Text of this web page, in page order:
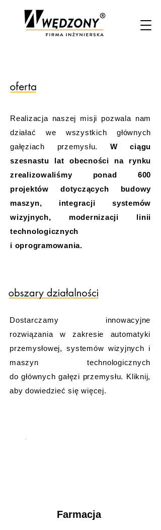
Realizacja naszej misji pozwala nam
działać we wszystkich głównych
gałęziach przemysłu. W ciągu
szesnastu lat obecności na rynku
zrealizowaliśmy ponad 600
projektów dotyczących budowy
maszyn, integracji systemów
wizyjnych, modernizacji linii
technologicznych
i oprogramowania.
Dostarczamy innowacyjne
rozwiązania w zakresie automatyki
przemysłowej, systemów wizyjnych i
maszyn technologicznych
do głównych gałęzi przemysłu. Kliknij,
aby dowiedzieć się więcej.
Farmacja